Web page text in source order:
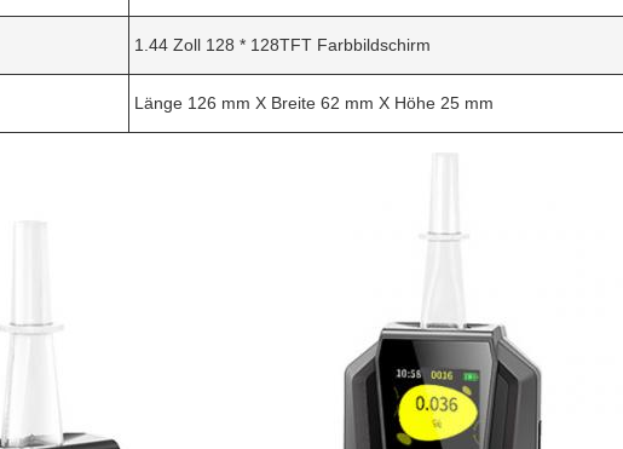
1.44 Zoll 128 * 128TFT Farbbildschirm
Länge 126 mm X Breite 62 mm X Höhe 25 mm